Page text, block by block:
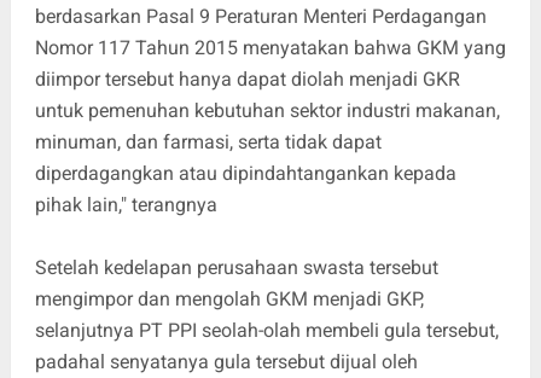
berdasarkan Pasal 9 Peraturan Menteri Perdagangan
Nomor 117 Tahun 2015 menyatakan bahwa GKM yang
diimpor tersebut hanya dapat diolah menjadi GKR
untuk pemenuhan kebutuhan sektor industri makanan,
minuman, dan farmasi, serta tidak dapat
diperdagangkan atau dipindahtangankan kepada
pihak lain," terangnya
Setelah kedelapan perusahaan swasta tersebut
mengimpor dan mengolah GKM menjadi GKP,
selanjutnya PT PPI seolah-olah membeli gula tersebut,
padahal senyatanya gula tersebut dijual oleh